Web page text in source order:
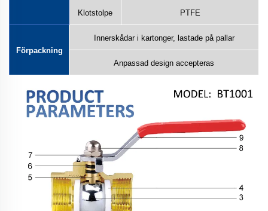
Klotstolpe PTFE
Förpackning
Innerskådar i kartonger, lastade på pallar
Anpassad design accepteras